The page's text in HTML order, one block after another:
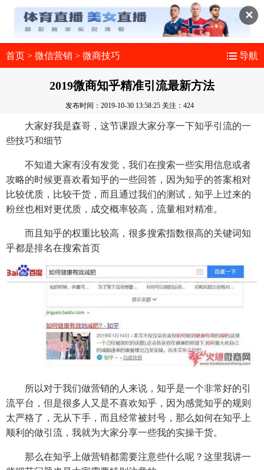
✕
首页 > 微信营销 > 微商技巧 导航
2019微商知乎精准引流最新方法
发布时间：2019-10-30 13:58:25 关注：424
大家好我是森哥，这节课跟大家分享一下知乎引流的一
些技巧和细节
不知道大家有没有发觉，我们在搜索一些实用信息或者
攻略的时候更喜欢看知乎的一些回答，因为知乎的答案相对
比较优质，比较干货，而且通过我们的测试，知乎上过来的
粉丝也相对更优质，成交概率较高，流量相对精准。
而且知乎的权重比较高，很多搜索指数很高的关键词知
乎都是排名在搜索首页
所以对于我们做营销的人来说，知乎是一个非常好的引
流平台，但是很多人又是不喜欢知乎，因为感觉知乎的规则
太严格了，无从下手，而且经常被封号，那么如何在知乎上
顺利的做引流，我就为大家分享一些我的实操干货。
那么在知乎上做营销都需要注意些什么呢？这里我讲一